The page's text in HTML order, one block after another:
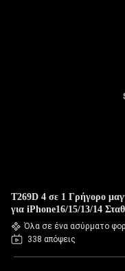
T269D 4 σε 1 Γρήγορο
για iPhone16/15/13/14
Όλα σε ένα ασύρματο
338 απόψεις